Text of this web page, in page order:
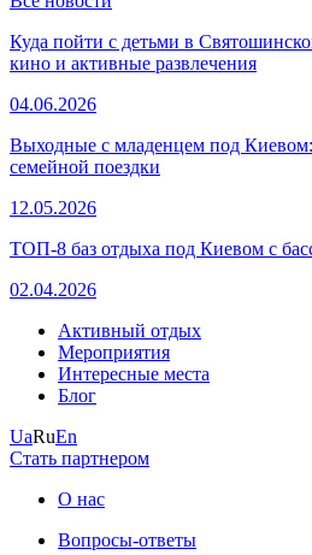
Куда пойти с детьми в
кино и активные развлечения
04.06.2026
Выходные с младенцем под Киевом:
семейной поездки
12.05.2026
ТОП-8 баз отдыха под Киевом с
02.04.2026
Активный отдых
Мероприятия
Интересные места
Блог
UaRuEn
Стать партнером
О нас
Вопросы-ответы